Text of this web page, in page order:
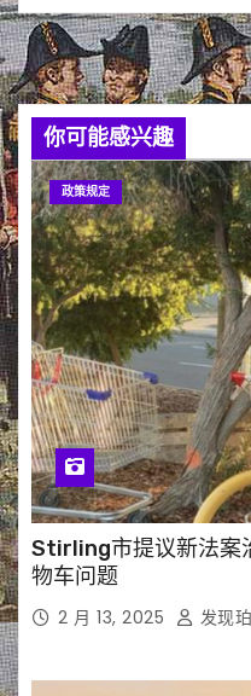
你可能感兴趣
政策规定
Stirling市提议新法案
物车问题
2 月 13, 2025 发现